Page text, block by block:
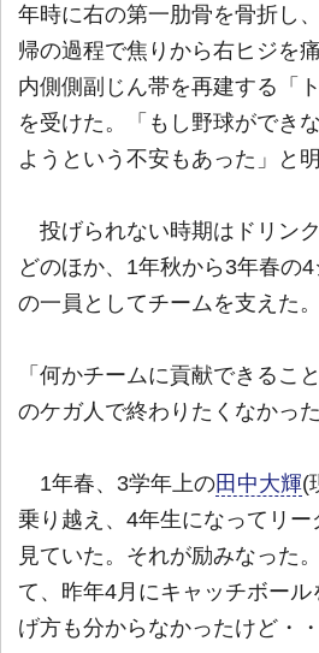
年時に右の第一肋骨を骨折し
帰の過程で焦りから右ヒジを
内側側副じん帯を再建する「
を受けた。「もし野球ができ
ようという不安もあった」と明
投げられない時期はドリン
どのほか、1年秋から3年春の
の一員としてチームを支えた。
「何かチームに貢献できるこ
のケガ人で終わりたくなかった
1年春、3学年上の田中大輝(
乗り越え、4年生になってリ
見ていた。それが励みなった
て、昨年4月にキャッチボー
げ方も分からなかったけど・・